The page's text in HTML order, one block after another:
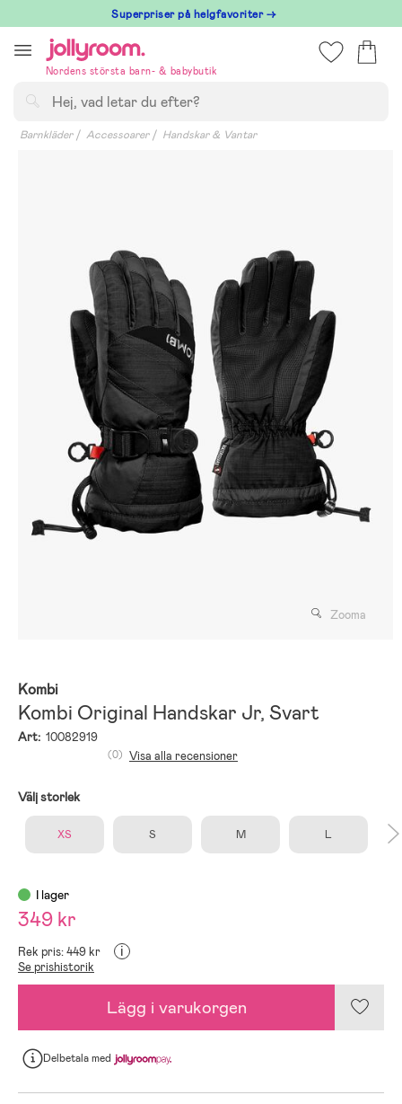
till
innehållet
Superpriser på helgfavoriter →
Nordens största barn- & babybutik
Barnkläder Accessoarer Handskar & Vantar
Zooma
Kombi
Kombi Original Handskar Jr, Svart
Art: 10082919
(0) Visa alla recensioner
Välj storlek
XS S M L
I lager
349 kr
Rek pris: 449 kr i
Se prishistorik
Lägg i varukorgen
Delbetalamed